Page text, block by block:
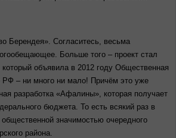
Берендея». Согласитесь, весьма
Больше того – проект стал
который объявила в 2012 году Общественная
РФ – ни много ни мало! Причём это уже
разработка «Афалины», которая получает
бюджета. То есть всякий раз в
значимостью очередного
района.